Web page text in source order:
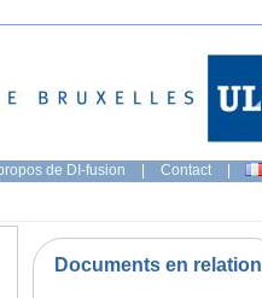
de DI-fusion | Contact |
Documents en relation